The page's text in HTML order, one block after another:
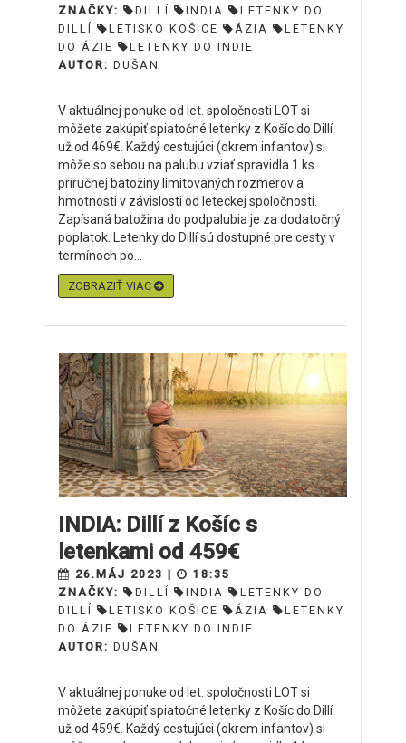
ZNAČKY:
DILLÍ INDIA
LETENKY DO
DILLÍ
LETISKO KOŠICE ÁZIA
LETENKY
DO ÁZIE
LETENKY DO INDIE
AUTOR: DUŠAN
V aktuálnej ponuke od let. spoločnosti LOT si
môžete zakúpiť spiatočné letenky z Košíc do Dillí
už od 469€. Každý cestujúci (okrem infantov) si
môže so sebou na palubu vziať spravidla 1 ks
príručnej batožiny limitovaných rozmerov a
hmotnosti v závislosti od leteckej spoločnosti.
Zapísaná batožina do podpalubia je za dodatočný
poplatok. Letenky do Dillí sú dostupné pre cesty v
termínoch po...
ZOBRAZIŤ VIAC
INDIA: Dillí z Košíc s
letenkami od 459€
26.MÁJ 2023 |
18:35
ZNAČKY:
DILLÍ INDIA
LETENKY DO
DILLÍ
LETISKO KOŠICE ÁZIA
LETENKY
DO ÁZIE
LETENKY DO INDIE
AUTOR: DUŠAN
V aktuálnej ponuke od let. spoločnosti LOT si
môžete zakúpiť spiatočné letenky z Košíc do Dillí
už od 459€. Každý cestujúci (okrem infantov) si